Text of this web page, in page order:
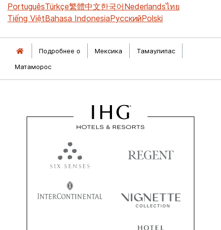
PortuguêsTürkçe繁體中文한국어Nederlandsไทย
Tiếng ViệtBahasa IndonesiaРусскийPolski
Подробнее о Мексика
Тамаулипас
Матаморос